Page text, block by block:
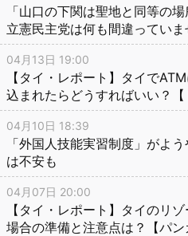
「山口の下関は聖地と同等の
立憲民主党は何も間違っていま
04月13日 19:00
【タイ・レポート】タイで
込まれたらどうすればいい？【
04月10日 18:39
「外国人技能実習制度」がよ
は不安も
04月07日 20:00
【タイ・レポート】タイのリ
場合の準備と注意点は？【パン